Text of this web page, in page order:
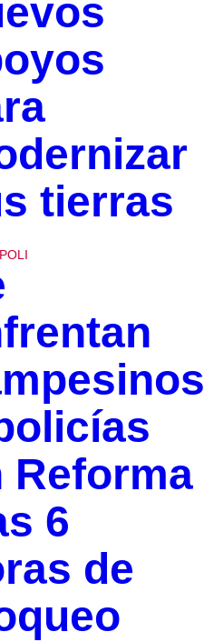
tierras
Reforma
6
de